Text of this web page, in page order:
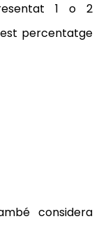
1 o 2
percentatge
considera